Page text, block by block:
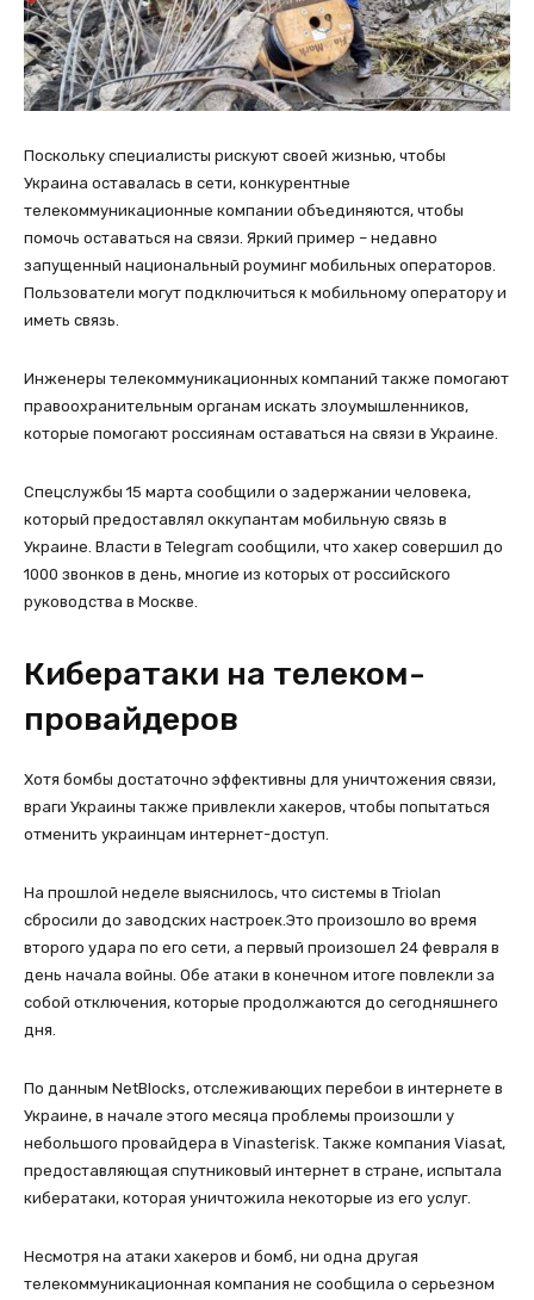
Поскольку специалисты рискуют своей жизнью, чтобы
Украина оставалась в сети, конкурентные
телекоммуникационные компании объединяются, чтобы
помочь оставаться на связи. Яркий пример – недавно
запущенный национальный роуминг мобильных операторов.
Пользователи могут подключиться к мобильному оператору и
иметь связь.
Инженеры телекоммуникационных компаний также помогают
правоохранительным органам искать злоумышленников,
которые помогают россиянам оставаться на связи в Украине.
Спецслужбы 15 марта сообщили о задержании человека,
который предоставлял оккупантам мобильную связь в
Украине. Власти в Telegram сообщили, что хакер совершил до
1000 звонков в день, многие из которых от российского
руководства в Москве.
Кибератаки на телеком-
провайдеров
Хотя бомбы достаточно эффективны для уничтожения связи,
враги Украины также привлекли хакеров, чтобы попытаться
отменить украинцам интернет-доступ.
На прошлой неделе выяснилось, что системы в Triolan
сбросили до заводских настроек.Это произошло во время
второго удара по его сети, а первый произошел 24 февраля в
день начала войны. Обе атаки в конечном итоге повлекли за
собой отключения, которые продолжаются до сегодняшнего
дня.
По данным NetBlocks, отслеживающих перебои в интернете в
Украине, в начале этого месяца проблемы произошли у
небольшого провайдера в Vinasterisk. Также компания Viasat,
предоставляющая спутниковый интернет в стране, испытала
кибератаки, которая уничтожила некоторые из его услуг.
Несмотря на атаки хакеров и бомб, ни одна другая
телекоммуникационная компания не сообщила о серьезном